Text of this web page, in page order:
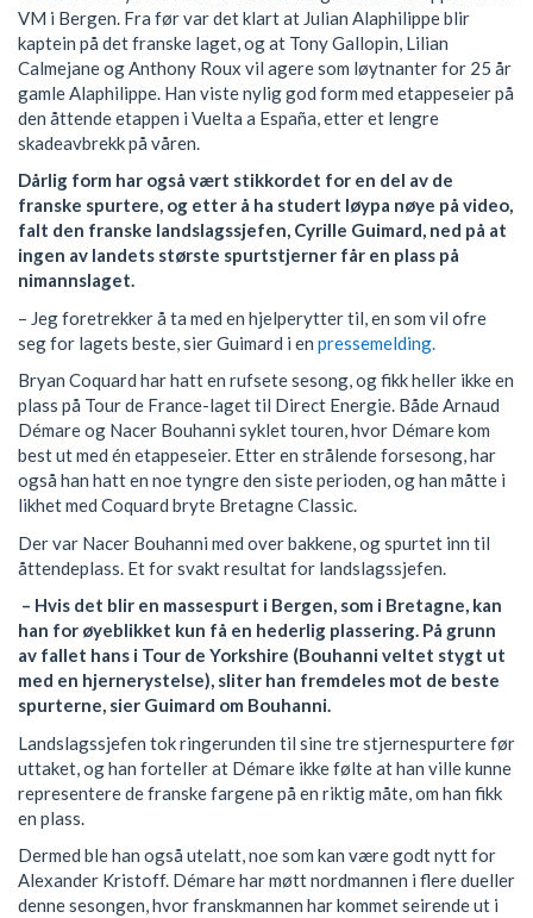
VM i Bergen. Fra før var det klart at Julian Alaphilippe blir
kaptein på det franske laget, og at Tony Gallopin, Lilian
Calmejane og Anthony Roux vil agere som løytnanter for 25 år
gamle Alaphilippe. Han viste nylig god form med etappeseier på
den åttende etappen i Vuelta a España, etter et lengre
skadeavbrekk på våren.
Dårlig form har også vært stikkordet for en del av de
franske spurtere, og etter å ha studert løypa nøye på video,
falt den franske landslagssjefen, Cyrille Guimard, ned på at
ingen av landets største spurtstjerner får en plass på
nimannslaget.
– Jeg foretrekker å ta med en hjelperytter til, en som vil ofre
seg for lagets beste, sier Guimard i en pressemelding.
Bryan Coquard har hatt en rufsete sesong, og fikk heller ikke en
plass på Tour de France-laget til Direct Energie. Både Arnaud
Démare og Nacer Bouhanni syklet touren, hvor Démare kom
best ut med én etappeseier. Etter en strålende forsesong, har
også han hatt en noe tyngre den siste perioden, og han måtte i
likhet med Coquard bryte Bretagne Classic.
Der var Nacer Bouhanni med over bakkene, og spurtet inn til
åttendeplass. Et for svakt resultat for landslagssjefen.
– Hvis det blir en massespurt i Bergen, som i Bretagne, kan
han for øyeblikket kun få en hederlig plassering. På grunn
av fallet hans i Tour de Yorkshire (Bouhanni veltet stygt ut
med en hjernerystelse), sliter han fremdeles mot de beste
spurterne, sier Guimard om Bouhanni.
Landslagssjefen tok ringerunden til sine tre stjernespurtere før
uttaket, og han forteller at Démare ikke følte at han ville kunne
representere de franske fargene på en riktig måte, om han fikk
en plass.
Dermed ble han også utelatt, noe som kan være godt nytt for
Alexander Kristoff. Démare har møtt nordmannen i flere dueller
denne sesongen, hvor franskmannen har kommet seirende ut i